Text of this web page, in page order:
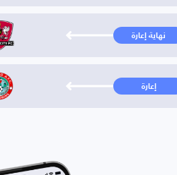
نهاية إعارة
إعارة